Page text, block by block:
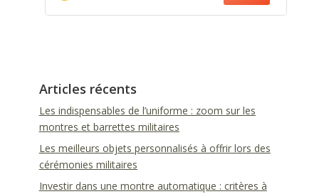
Articles récents
Les indispensables de l’uniforme : zoom sur les
montres et barrettes militaires
Les meilleurs objets personnalisés à offrir lors des
cérémonies militaires
Investir dans une montre automatique : critères à